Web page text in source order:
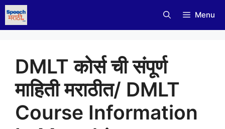
Skip
to
content
Menu
DMLT कोर्स ची संपूर्ण
माहिती मराठीत/ DMLT
Course Information